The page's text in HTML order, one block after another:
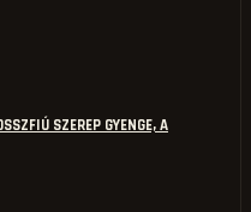
SZEREP GYENGE, A